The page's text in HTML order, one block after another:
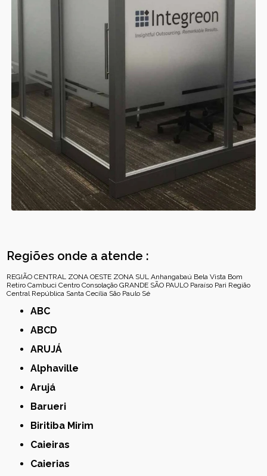
Regiões onde a atende :
REGIÃO CENTRAL ZONA OESTE ZONA SUL Anhangabaú Bela Vista Bom
Retiro Cambuci Centro Consolação GRANDE SÃO PAULO Paraíso Pari Região
Central República Santa Cecília São Paulo Sé
ABC
ABCD
ARUJÁ
Alphaville
Arujá
Barueri
Biritiba Mirim
Caieiras
Caierias